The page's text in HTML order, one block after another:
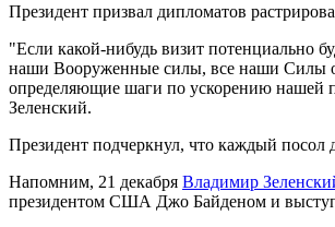
Президент призвал дипломатов
"Если какой-нибудь визит потенциально
наши Вооруженные силы, все наши Силы
определяющие шаги по ускорению нашей
Зеленский.
Президент подчеркнул, что каждый посол
Напомним, 21 декабря Владимир
президентом США Джо Байденом и